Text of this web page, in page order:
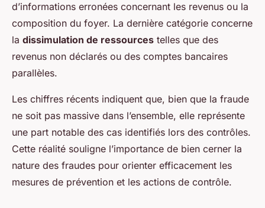
d’informations erronées concernant les revenus ou la
composition du foyer. La dernière catégorie concerne
la dissimulation de ressources telles que des
revenus non déclarés ou des comptes bancaires
parallèles.
Les chiffres récents indiquent que, bien que la fraude
ne soit pas massive dans l’ensemble, elle représente
une part notable des cas identifiés lors des contrôles.
Cette réalité souligne l’importance de bien cerner la
nature des fraudes pour orienter efficacement les
mesures de prévention et les actions de contrôle.